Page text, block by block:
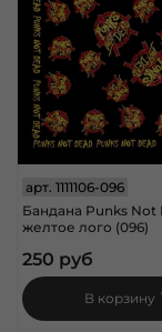
арт. 1111106-096
Бандана Punks Not
желтое лого (096)
250 руб
В корзину